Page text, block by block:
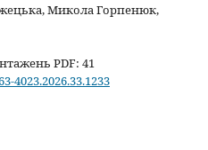
Микола Горпенюк,
PDF: 41
4023.2026.33.1233